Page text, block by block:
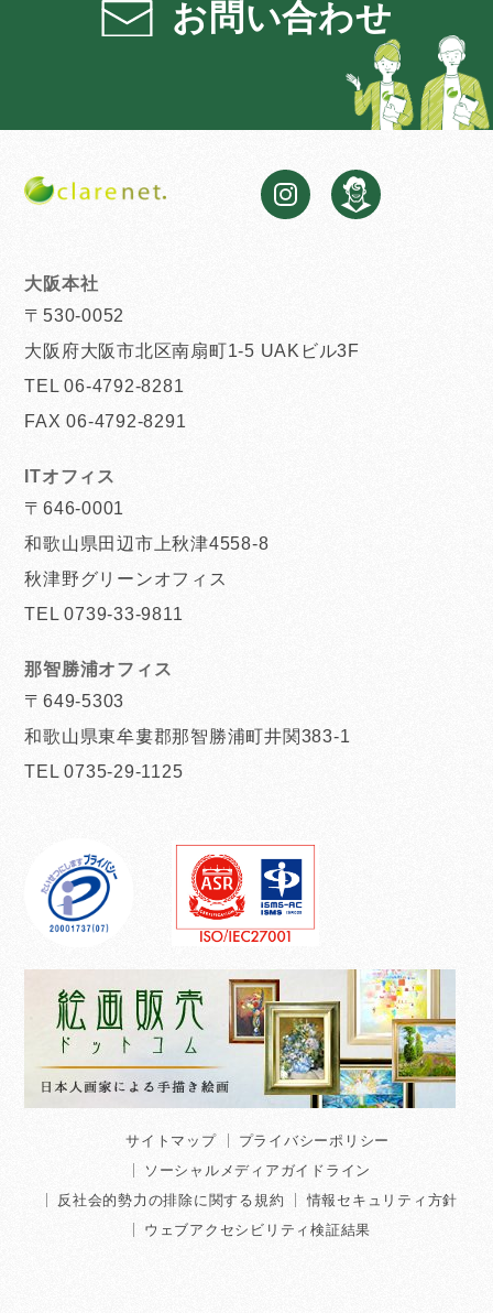
お問い合わせ
大阪本社
〒530-0052
大阪府大阪市北区南扇町1-5 UAKビル3F
TEL 06-4792-8281
FAX 06-4792-8291
ITオフィス
〒646-0001
和歌山県田辺市上秋津4558-8
秋津野グリーンオフィス
TEL 0739-33-9811
那智勝浦オフィス
〒649-5303
和歌山県東牟婁郡那智勝浦町井関383-1
TEL 0735-29-1125
サイトマップ
プライバシーポリシー
ソーシャルメディアガイドライン
反社会的勢力の排除に関する規約
情報セキュリティ方針
ウェブアクセシビリティ検証結果